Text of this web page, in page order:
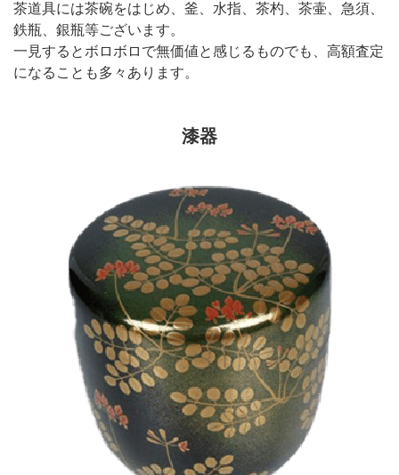
茶道具には茶碗をはじめ、釜、水指、茶杓、茶壷、急須、
鉄瓶、銀瓶等ございます。
一見するとボロボロで無価値と感じるものでも、高額査定
になることも多々あります。
漆器